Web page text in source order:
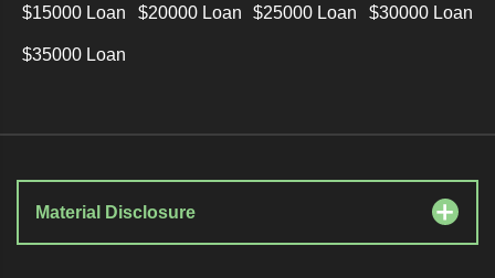
$15000 Loan $20000 Loan $25000 Loan $30000 Loan
$35000 Loan
Material Disclosure